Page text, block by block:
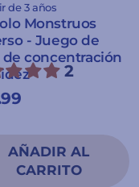
de 3 años
Monstruos
- Juego de
de concentración
2